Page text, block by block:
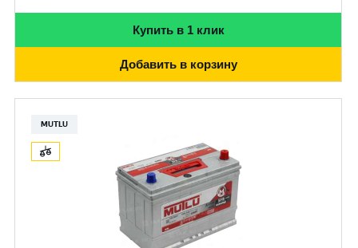
Купить в 1 клик
Добавить в корзину
MUTLU